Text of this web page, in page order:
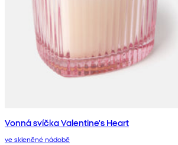
Vonná svíčka Valentine's Heart
ve skleněné nádobě